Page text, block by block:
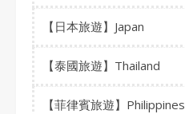
【日本旅遊】Japan
【泰國旅遊】Thailand
【菲律賓旅遊】Philippines